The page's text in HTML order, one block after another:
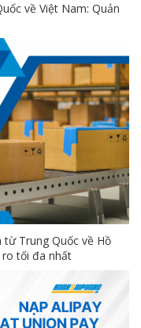
về Việt Nam: Quản
Trung Quốc về Hồ
ro tối đa nhất